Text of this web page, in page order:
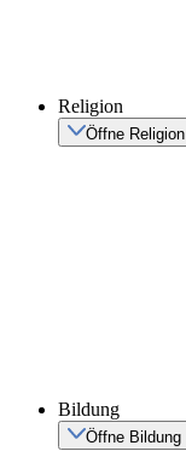
Religion
Öffne Religion
Bildung
Öffne Bildung